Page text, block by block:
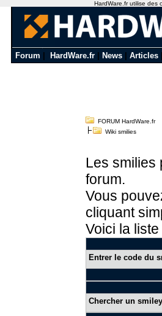
Forum HardWare.fr News Articles
FORUM HardWare.fr
Wiki smilies
Les smilies
forum.
Vous
cliquant
Voici la
Entrer le code du
Chercher un
HardWare.fr utilise des